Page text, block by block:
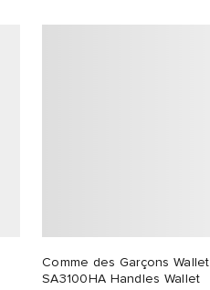
Comme des Garçons Wallet
SA3100HA Handles Wallet